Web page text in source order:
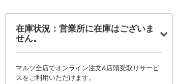
在庫状況：営業所に在庫はございま
せん。
マルツ全店でオンライン注文&店頭受取りサービ
スをご利用いただけます。